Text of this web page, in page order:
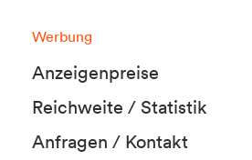
Werbung
Anzeigenpreise
Reichweite / Statistik
Anfragen / Kontakt